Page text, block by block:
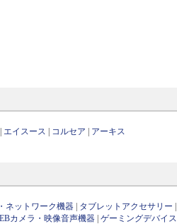
エイスース コルセア アーキス
ネットワーク機器 タブレットアクセサリー
カメラ・映像音声機器 |ゲーミングデバイス